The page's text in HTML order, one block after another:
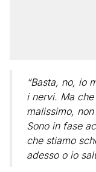
“Basta, no, io
i nervi. Ma
malissimo,
Sono in fase
che stiamo
adesso o io